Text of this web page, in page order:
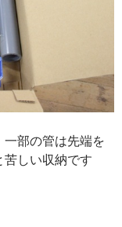
部の管は先端を
しい収納です